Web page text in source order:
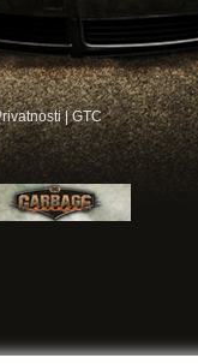
|GTC